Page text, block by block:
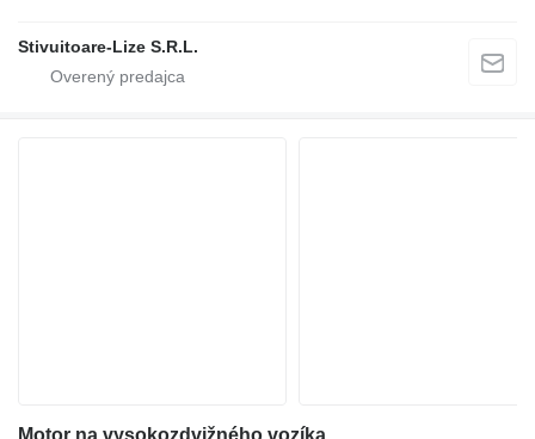
Stivuitoare-Lize S.R.L.
Motor na vysokozdvižného vozíka